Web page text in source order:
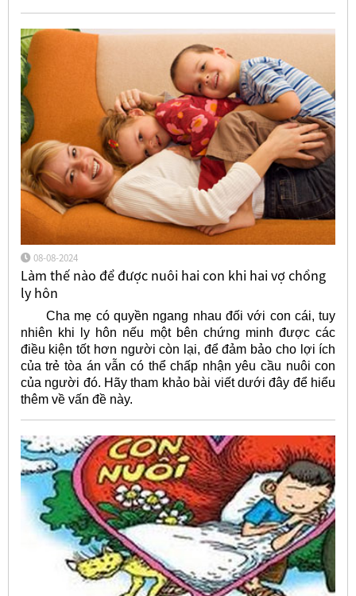
08-08-2024
Làm thế nào để được nuôi hai con khi hai vợ chồng
ly hôn
Cha mẹ có quyền ngang nhau đối với con cái, tuy
nhiên khi ly hôn nếu một bên chứng minh được các
điều kiện tốt hơn người còn lại, để đảm bảo cho lợi ích
của trẻ tòa án vẫn có thể chấp nhận yêu cầu nuôi con
của người đó. Hãy tham khảo bài viết dưới đây để hiểu
thêm về vấn đề này.